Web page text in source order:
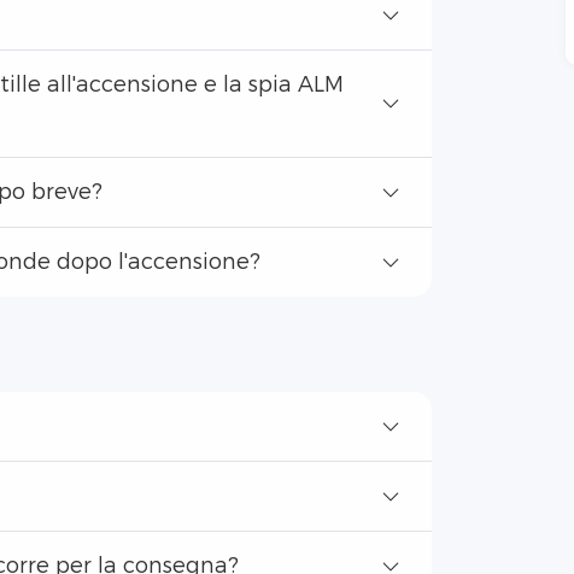
all'accensione e la spia ALM
breve?
dopo l'accensione?
per la consegna?